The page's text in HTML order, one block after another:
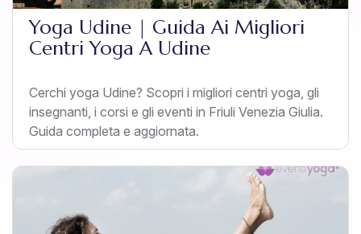
Yoga Udine | Guida Ai Migliori
Centri Yoga A Udine
Cerchi yoga Udine? Scopri i migliori centri yoga, gli
insegnanti, i corsi e gli eventi in Friuli Venezia Giulia.
Guida completa e aggiornata.